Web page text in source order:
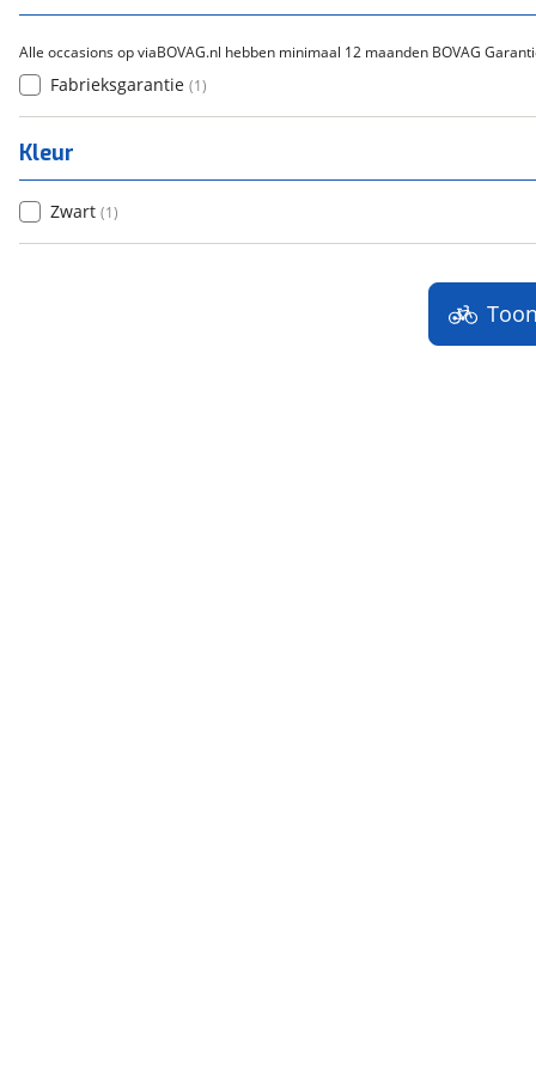
Alle occasions op viaBOVAG.nl hebben minimaal 12 maanden BOVAG
Fabrieksgarantie (1)
Kleur
Zwart (1)